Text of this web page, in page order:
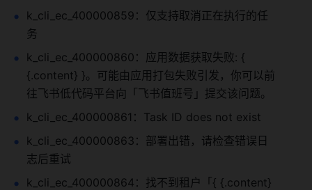
k_cli_ec_400000859：仅支持取消正在执行的任
务
k_cli_ec_400000860：应用数据获取失败: {
{.content} }。可能由应用打包失败引发，你可以前
往飞书低代码平台向「飞书值班号」提交该问题。
k_cli_ec_400000861：Task ID does not exist
k_cli_ec_400000863：部署出错，请检查错误日
志后重试
k_cli_ec_400000864：找不到租户「{ {.content}